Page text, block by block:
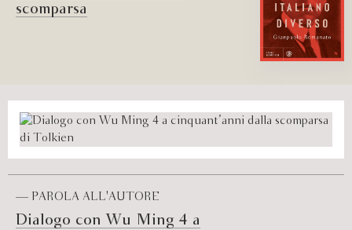
scomparsa
— PAROLA ALL'AUTORE
Dialogo con Wu Ming 4 a